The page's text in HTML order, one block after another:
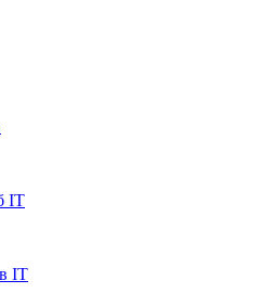
IT
IT